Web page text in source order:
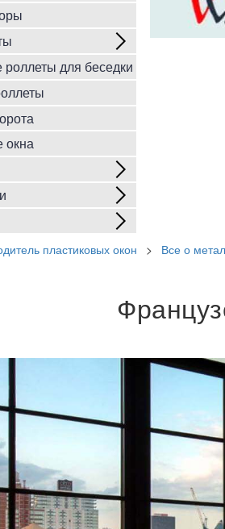
для беседки
окна
пластиковых окон > Все о